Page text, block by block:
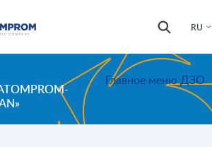
RU
Форма
Поиск
Главное меню ДЗО